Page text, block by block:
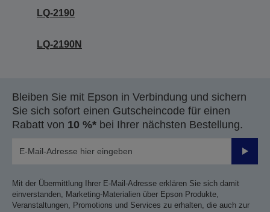
LQ-2190
LQ-2190N
Bleiben Sie mit Epson in Verbindung und sichern
Sie sich sofort einen Gutscheincode für einen
Rabatt von 10 %* bei Ihrer nächsten Bestellung.
Mit der Übermittlung Ihrer E-Mail-Adresse erklären Sie sich damit
einverstanden, Marketing-Materialien über Epson Produkte,
Veranstaltungen, Promotions und Services zu erhalten, die auch zur